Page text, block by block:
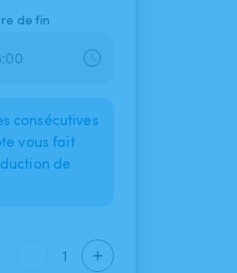
de fin
consécutives
vous fait
de
1